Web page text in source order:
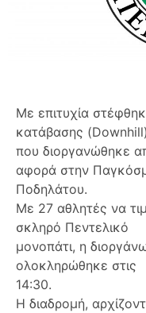
Με επιτυχία
κατάβασης (Downhill)
που διοργανώθηκε
αφορά στην
Ποδηλάτου.
Με 27 αθλητές να
σκληρό Πεντελικό
μονοπάτι, η
ολοκληρώθηκε στις
14:30.
Η διαδρομή,